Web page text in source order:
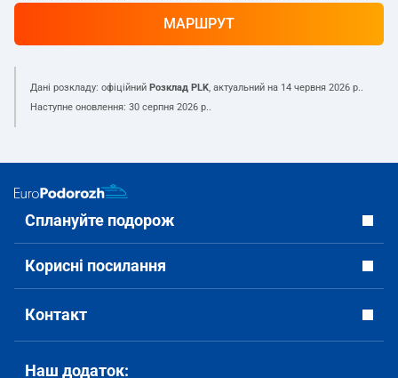
МАРШРУТ
Дані розкладу: офіційний Розклад PLK, актуальний на 14 червня 2026 р..
Наступне оновлення: 30 серпня 2026 р..
Сплануйте подорож
Корисні посилання
Контакт
Наш додаток: